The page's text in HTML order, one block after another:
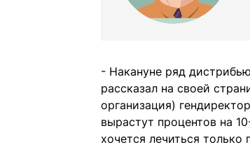
- Накануне ряд
рассказал на своей
организация)
вырастут процентов на
хочется лечиться